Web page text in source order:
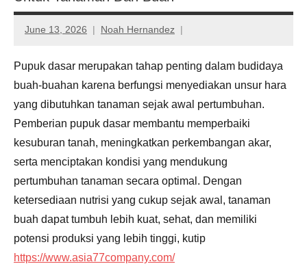
June 13, 2026 Noah Hernandez
Pupuk dasar merupakan tahap penting dalam budidaya
buah-buahan karena berfungsi menyediakan unsur hara
yang dibutuhkan tanaman sejak awal pertumbuhan.
Pemberian pupuk dasar membantu memperbaiki
kesuburan tanah, meningkatkan perkembangan akar,
serta menciptakan kondisi yang mendukung
pertumbuhan tanaman secara optimal. Dengan
ketersediaan nutrisi yang cukup sejak awal, tanaman
buah dapat tumbuh lebih kuat, sehat, dan memiliki
potensi produksi yang lebih tinggi, kutip
https://www.asia77company.com/